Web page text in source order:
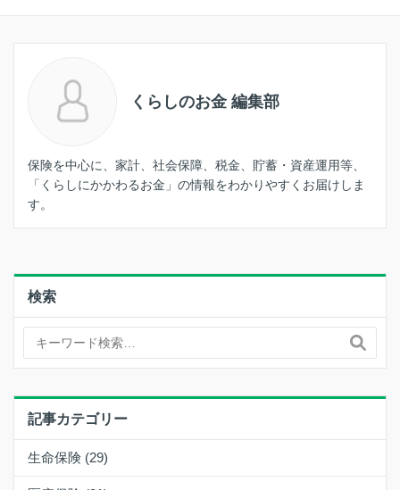
くらしのお金 編集部
保険を中心に、家計、社会保障、税金、貯蓄・資産運用等、
「くらしにかかわるお金」の情報をわかりやすくお届けしま
す。
検索
記事カテゴリー
生命保険 (29)